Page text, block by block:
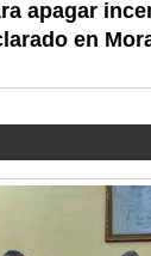
apagar
en